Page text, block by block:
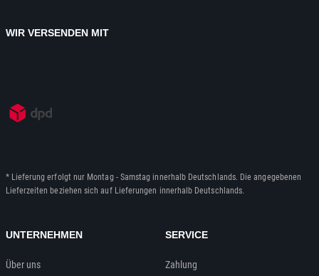
WIR VERSENDEN MIT
* Lieferung erfolgt nur Montag - Samstag innerhalb Deutschlands. Die angegebenen
Lieferzeiten beziehen sich auf Lieferungen innerhalb Deutschlands.
UNTERNEHMEN
Über uns
SERVICE
Zahlung